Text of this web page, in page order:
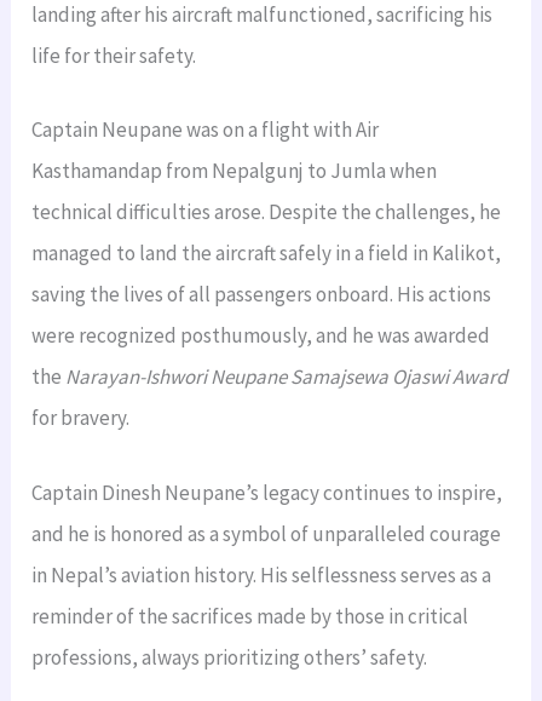
landing after his aircraft malfunctioned, sacrificing his
life for their safety.
Captain Neupane was on a flight with Air
Kasthamandap from Nepalgunj to Jumla when
technical difficulties arose. Despite the challenges, he
managed to land the aircraft safely in a field in Kalikot,
saving the lives of all passengers onboard. His actions
were recognized posthumously, and he was awarded
the Narayan-Ishwori Neupane Samajsewa Ojaswi Award
for bravery.
Captain Dinesh Neupane’s legacy continues to inspire,
and he is honored as a symbol of unparalleled courage
in Nepal’s aviation history. His selflessness serves as a
reminder of the sacrifices made by those in critical
professions, always prioritizing others’ safety.